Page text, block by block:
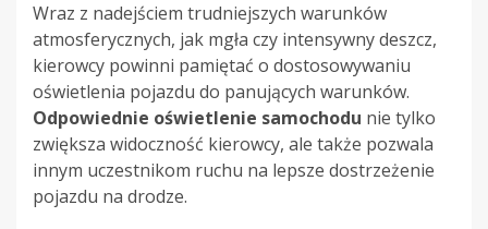
Wraz z nadejściem trudniejszych warunków
atmosferycznych, jak mgła czy intensywny deszcz,
kierowcy powinni pamiętać o dostosowywaniu
oświetlenia pojazdu do panujących warunków.
Odpowiednie oświetlenie samochodu nie tylko
zwiększa widoczność kierowcy, ale także pozwala
innym uczestnikom ruchu na lepsze dostrzeżenie
pojazdu na drodze.